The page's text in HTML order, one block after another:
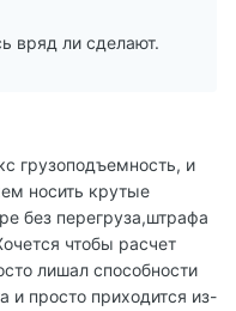
вряд ли сделают.
грузоподъемность, и
носить крутые
без перегруза,штрафа
чтобы расчет
лишал способности
и просто приходится из-